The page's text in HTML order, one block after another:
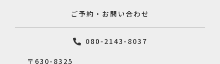
ご予約・お問い合わせ
080-2143-8037
〒630-8325